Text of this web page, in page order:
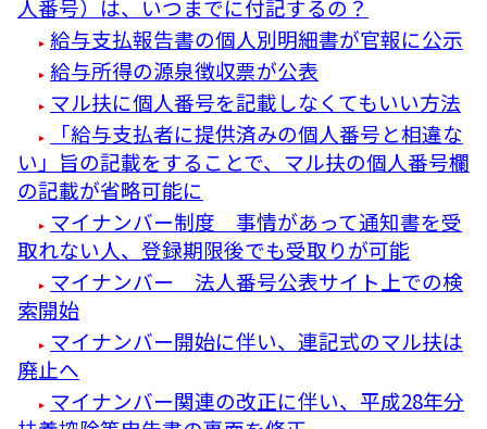
人番号）は、いつまでに付記するの？
給与支払報告書の個人別明細書が官報に公示
給与所得の源泉徴収票が公表
マル扶に個人番号を記載しなくてもいい方法
「給与支払者に提供済みの個人番号と相違な
い」旨の記載をすることで、マル扶の個人番号欄
の記載が省略可能に
マイナンバー制度 事情があって通知書を受
取れない人、登録期限後でも受取りが可能
マイナンバー 法人番号公表サイト上での検
索開始
マイナンバー開始に伴い、連記式のマル扶は
廃止へ
マイナンバー関連の改正に伴い、平成28年分